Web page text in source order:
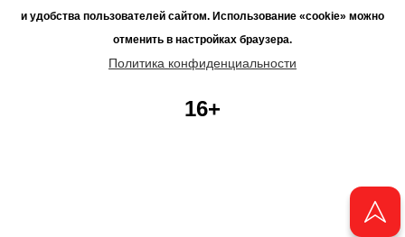
и удобства пользователей сайтом. Использование «cookie» можно
отменить в настройках браузера.
Политика конфиденциальности
16+